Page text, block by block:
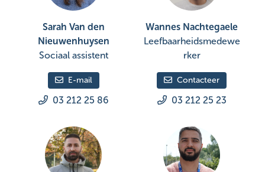
Sarah Van den
Nieuwenhuysen
Sociaal assistent
E-mail
03 212 25 86
Wannes Nachtegaele
Leefbaarheidsmedewe
rker
Contacteer
03 212 25 23